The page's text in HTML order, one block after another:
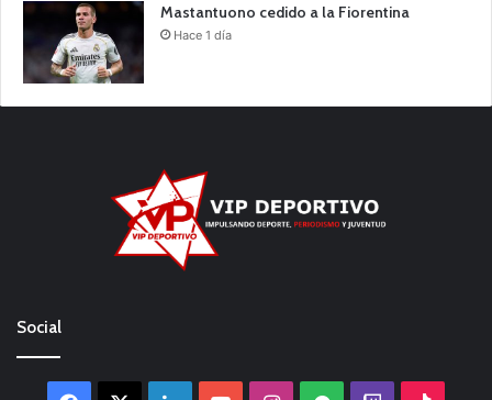
Mastantuono cedido a la Fiorentina
Hace 1 día
Social